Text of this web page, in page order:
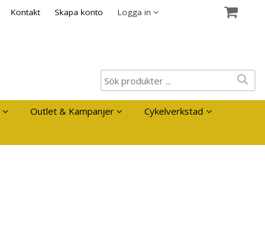
Kontakt Skapa konto Logga in
Outlet & Kampanjer
Cykelverkstad